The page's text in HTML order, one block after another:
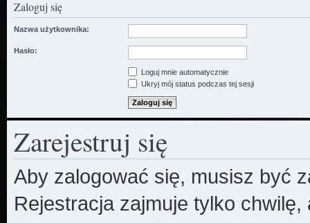
Zaloguj się
Nazwa użytkownika:
Hasło:
Loguj mnie automatycznie
Ukryj mój status podczas tej sesji
Zarejestruj się
Aby zalogować się, musisz być
Rejestracja zajmuje tylko